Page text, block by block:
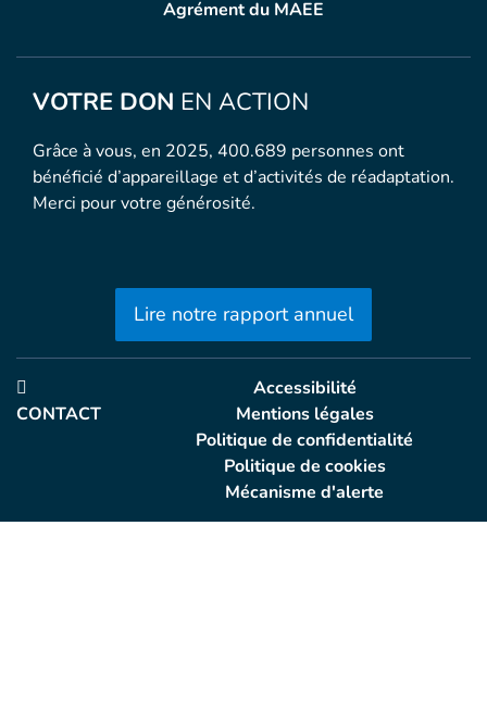
Agrément du MAEE
VOTRE DON EN ACTION
Grâce à vous, en 2025, 400.689 personnes ont
bénéficié d’appareillage et d’activités de réadaptation.
Merci pour votre générosité.
Lire notre rapport annuel
CONTACT
Accessibilité
Mentions légales
Politique de confidentialité
Politique de cookies
Mécanisme d'alerte